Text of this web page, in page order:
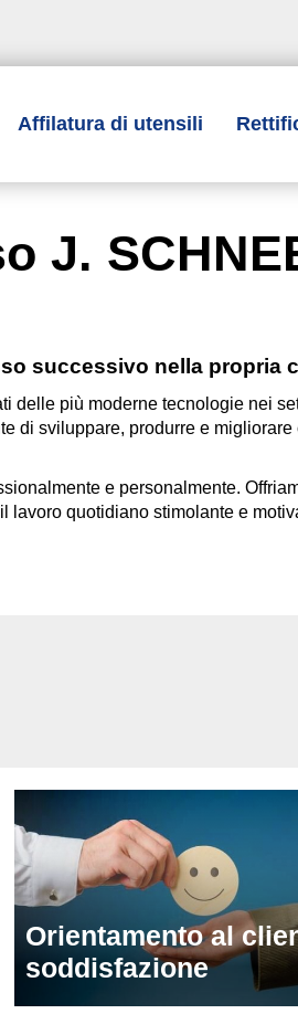
Affilatura di utensili
J.
successivo nella propria
delle più moderne tecnologie nei
di sviluppare, produrre e
e personalmente.
quotidiano stimolante e
Orientamento al
soddisfazione